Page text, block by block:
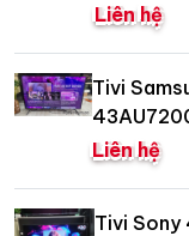
Liên hệ
Tivi
Liên hệ
Tivi Sony